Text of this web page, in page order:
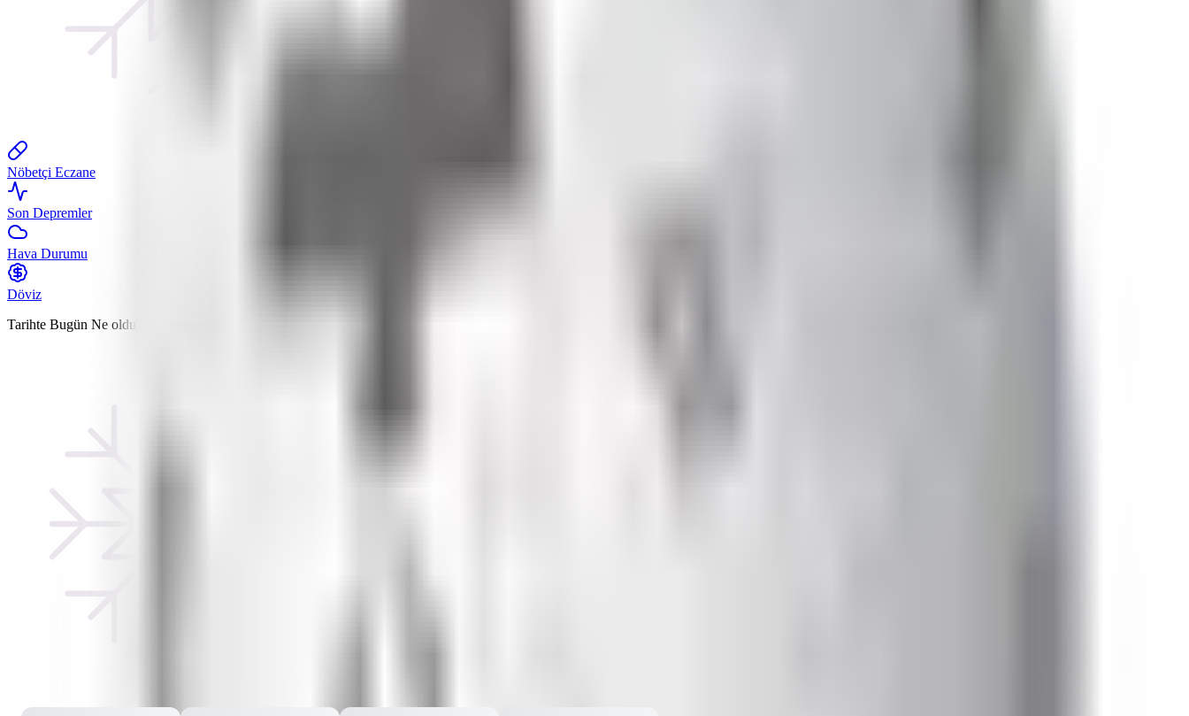
Nöbetçi Eczane
Son Depremler
Hava Durumu
Döviz
Tarihte Bugün Ne oldu?